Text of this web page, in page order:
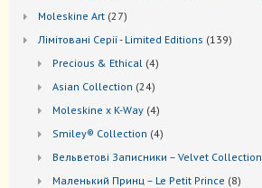
Moleskine Art 2727
Лiмiтовані Серії - Limited Editions 139139
Precious & Ethical 44
Asian Collection 2424
Moleskine x K-Way 44
Smiley® Collection 44
Вельветові Записники – Velvet Collection
Маленький Принц – Le Petit Prince 88